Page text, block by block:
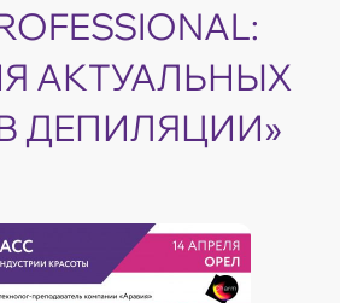
АКТУАЛЬНЫХ
ДЕПИЛЯЦИИ»